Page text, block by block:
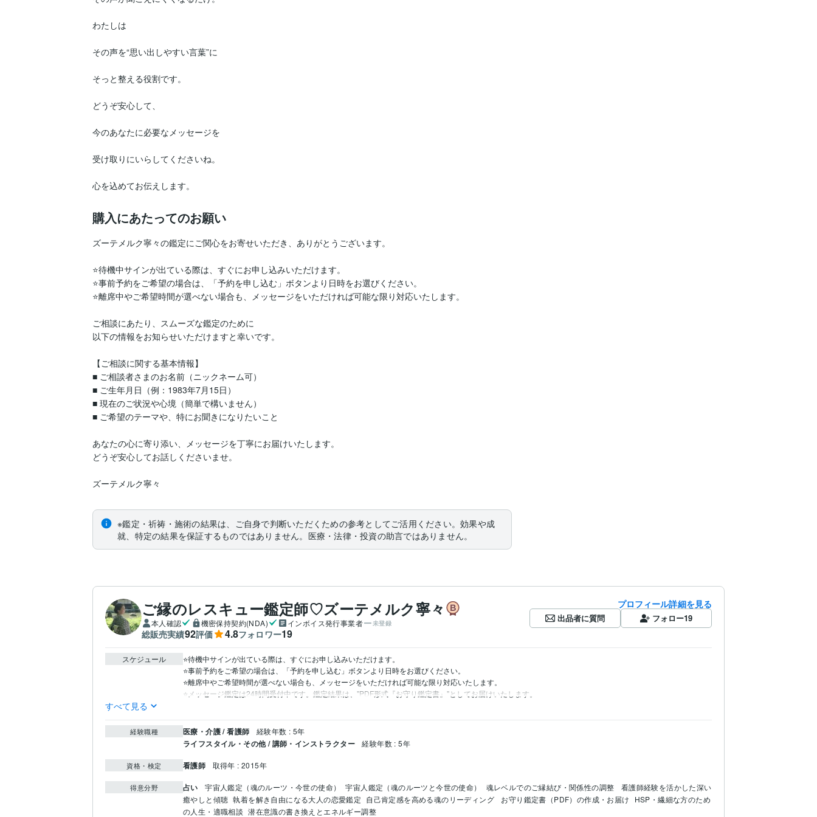
わたしは
その声を“思い出しやすい言葉”に
そっと整える役割です。
どうぞ安心して、
今のあなたに必要なメッセージを
受け取りにいらしてくださいね。
心を込めてお伝えします。
購入にあたってのお願い
ズーテメルク寧々の鑑定にご関心をお寄せいただき、ありがとうございます。
⭐️待機中サインが出ている際は、すぐにお申し込みいただけます。
⭐️事前予約をご希望の場合は、「予約を申し込む」ボタンより日時をお選びください。
⭐️離席中やご希望時間が選べない場合も、メッセージをいただければ可能な限り対応いたします。
ご相談にあたり、スムーズな鑑定のために
以下の情報をお知らせいただけますと幸いです。
【ご相談に関する基本情報】
■ ご相談者さまのお名前（ニックネーム可）
■ ご生年月日（例：1983年7月15日）
■ 現在のご状況や心境（簡単で構いません）
■ ご希望のテーマや、特にお聞きになりたいこと
あなたの心に寄り添い、メッセージを丁寧にお届けいたします。
どうぞ安心してお話しくださいませ。
ズーテメルク寧々
※鑑定・祈祷・施術の結果は、ご自身で判断いただくための参考としてご活用ください。効果や成
就、特定の結果を保証するものではありません。医療・法律・投資の助言ではありません。
ご縁のレスキュー鑑定師♡ズーテメルク寧々
本人確認 機密保持契約(NDA) インボイス発行事業者 未登録
総販売実績92評価 4.8フォロワー19
プロフィール詳細を見る
出品者に質問 フォロー19
スケジュール
⭐️待機中サインが出ている際は、すぐにお申し込みいただけます。
⭐️事前予約をご希望の場合は、「予約を申し込む」ボタンより日時をお選びください。
⭐️離席中やご希望時間が選べない場合も、メッセージをいただければ可能な限り対応いたします。
⭐️メッセージ鑑定は24時間受付中です。鑑定結果は、"PDF形式『お守り鑑定書』"としてお届けいたします。
すべて見る
経験職種 医療・介護 / 看護師 経験年数 : 5年
ライフスタイル・その他 / 講師・インストラクター 経験年数 : 5年
資格・検定 看護師 取得年 : 2015年
得意分野 占い 宇宙人鑑定（魂のルーツ・今世の使命） 宇宙人鑑定（魂のルーツと今世の使命） 魂レベルでのご縁結び・関係性の調整
看護師経験を活かした深い
癒やしと傾聴 執着を解き自由になる大人の恋愛鑑定 自己肯定感を高める魂のリーディング お守り鑑定書（PDF）の作成・お届け
HSP・繊細な方のため
の人生・適職相談 潜在意識の書き換えとエネルギー調整